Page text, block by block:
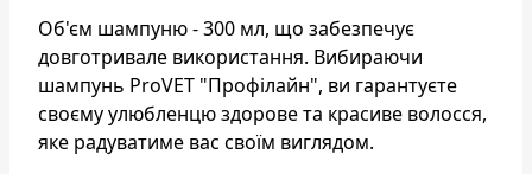
Об'єм шампуню - 300 мл, що забезпечує
довготривале використання. Вибираючи
шампунь ProVET "Профілайн", ви гарантуєте
своєму улюбленцю здорове та красиве волосся,
яке радуватиме вас своїм виглядом.